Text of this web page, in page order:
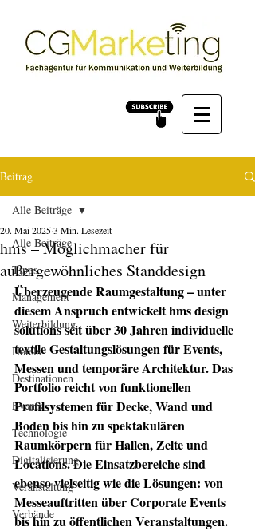
Beitrag
Alle Beiträge
Tipps
Management
Weiterbildung
Hotels
Destinationen
Events
Technologie
Digitalisierung
Veranstaltung
Verbände
Alle Beiträge
hms – Möglichmacher für
außergewöhnliches Standdesign
20. Mai 20253 Min. Lesezeit
Überzeugende Raumgestaltung – unter
diesem Anspruch entwickelt hms design
solutions seit über 30 Jahren individuelle
textile Gestaltungslösungen für Events,
Messen und temporäre Architektur. Das
Portfolio reicht von funktionellen
Profilsystemen für Decke, Wand und
Boden bis hin zu spektakulären
Raumkörpern für Hallen, Zelte und
Locations. Die Einsatzbereiche sind
ebenso vielseitig wie die Lösungen: von
Messeauftritten über Corporate Events
bis hin zu öffentlichen Veranstaltungen.